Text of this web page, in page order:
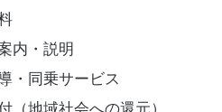
内・説明
・同乗サービス
（地域社会への還元）